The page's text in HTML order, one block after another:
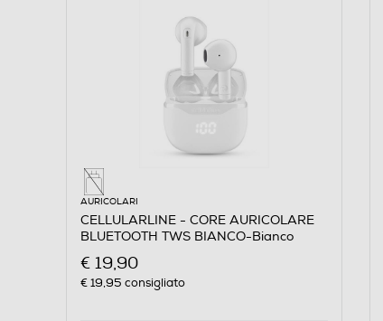
AURICOLARI
CELLULARLINE - CORE AURICOLARE
BLUETOOTH TWS BIANCO-Bianco
€ 19,90
€ 19,95 consigliato